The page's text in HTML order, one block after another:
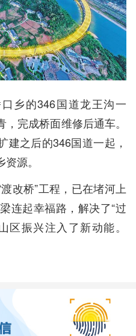
乡的346国道龙王沟一
完成桥面维修后通车。
建之后的346国道一起，
源。
改桥”工程，已在堵河上
连起幸福路，解决了“过
区振兴注入了新动能。